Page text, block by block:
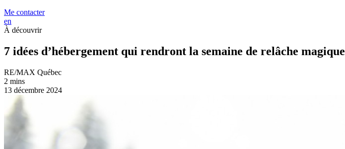
Me contacter
en
À découvrir
7 idées d’hébergement qui rendront la semaine de relâche magique
RE/MAX Québec
2 mins
13 décembre 2024